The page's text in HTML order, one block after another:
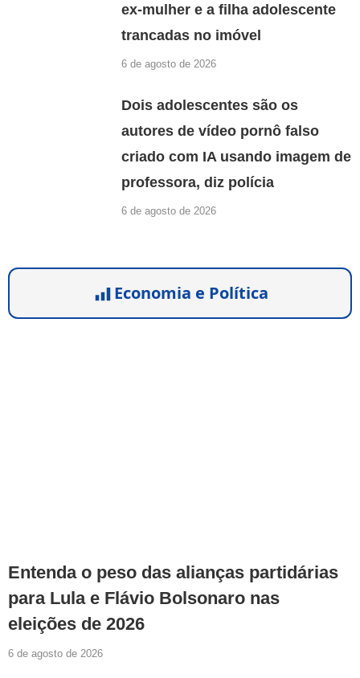
ex-mulher e a filha adolescente
trancadas no imóvel
6 de agosto de 2026
Dois adolescentes são os
autores de vídeo pornô falso
criado com IA usando imagem de
professora, diz polícia
6 de agosto de 2026
Economia e Política
Entenda o peso das alianças partidárias
para Lula e Flávio Bolsonaro nas
eleições de 2026
6 de agosto de 2026